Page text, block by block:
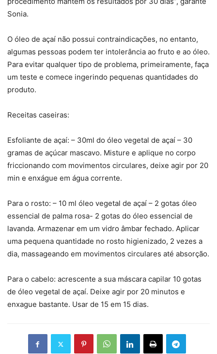
Sonia.
O óleo de açaí não possui contraindicações, no entanto,
algumas pessoas podem ter intolerância ao fruto e ao óleo.
Para evitar qualquer tipo de problema, primeiramente, faça
um teste e comece ingerindo pequenas quantidades do
produto.
Receitas caseiras:
Esfoliante de açaí: – 30ml do óleo vegetal de açaí – 30
gramas de açúcar mascavo. Misture e aplique no corpo
friccionando com movimentos circulares, deixe agir por 20
min e enxágue em água corrente.
Para o rosto: – 10 ml óleo vegetal de açaí – 2 gotas óleo
essencial de palma rosa- 2 gotas do óleo essencial de
lavanda. Armazenar em um vidro âmbar fechado. Aplicar
uma pequena quantidade no rosto higienizado, 2 vezes a
dia, massageando em movimentos circulares até absorção.
Para o cabelo: acrescente a sua máscara capilar 10 gotas
de óleo vegetal de açaí. Deixe agir por 20 minutos e
enxague bastante. Usar de 15 em 15 dias.